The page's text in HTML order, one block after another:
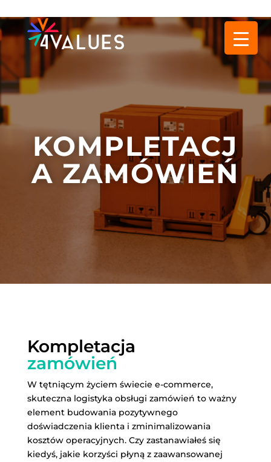
KOMPLETACJ
A ZAMÓWIEŃ
Kompletacja
zamówień
W tętniącym życiem świecie e-commerce,
skuteczna logistyka obsługi zamówień to ważny
element budowania pozytywnego
doświadczenia klienta i zminimalizowania
kosztów operacyjnych. Czy zastanawiałeś się
kiedyś, jakie korzyści płyną z zaawansowanej